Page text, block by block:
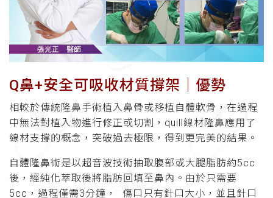
Q鼻+安全可吸收材質撐架│優勢
相較於傳統隆鼻手術植入鼻骨或移植自體軟骨，在過程
中無法對植入物進行修正或切割，quill線材隆鼻應用了
線材支撐的概念，突破過去極限，得到更完美的結果。
自體隆鼻術是以超音波技術抽取腹部或大腿脂肪約5cc
後，經純化萃取後將脂肪回填至鼻內。由於只需要
5cc，過程僅需3分鐘， 傷口只有針口大小，並且針口